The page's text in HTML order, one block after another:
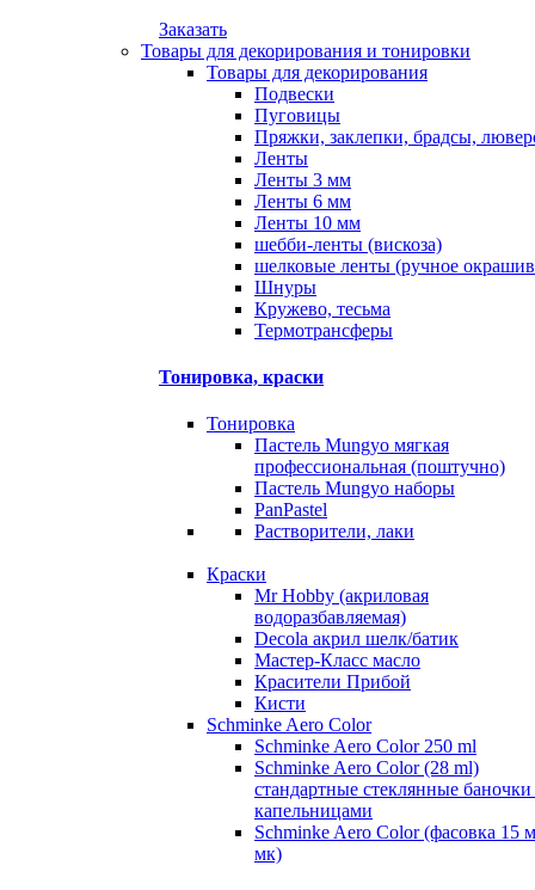
Заказать
Товары для декорирования и тонировки
Товары для декорирования
Подвески
Пуговицы
Пряжки, заклепки, брадсы,
Ленты
Ленты 3 мм
Ленты 6 мм
Ленты 10 мм
шебби-ленты (вискоза)
шелковые ленты (ручное
Шнуры
Кружево, тесьма
Термотрансферы
Тонировка, краски
Тонировка
Пастель Mungyo мягкая
профессиональная (поштучно)
Пастель Mungyo наборы
PanPastel
Растворители, лаки
Краски
Mr Hobby (акриловая
водоразбавляемая)
Decola акрил шелк/батик
Мастер-Класс масло
Красители Прибой
Кисти
Schminke Aero Color
Schminke Aero Color 250 ml
Schminke Aero Color (28 ml)
стандартные стеклянные баночки
капельницами
Schminke Aero Color (фасовка 15
мк)